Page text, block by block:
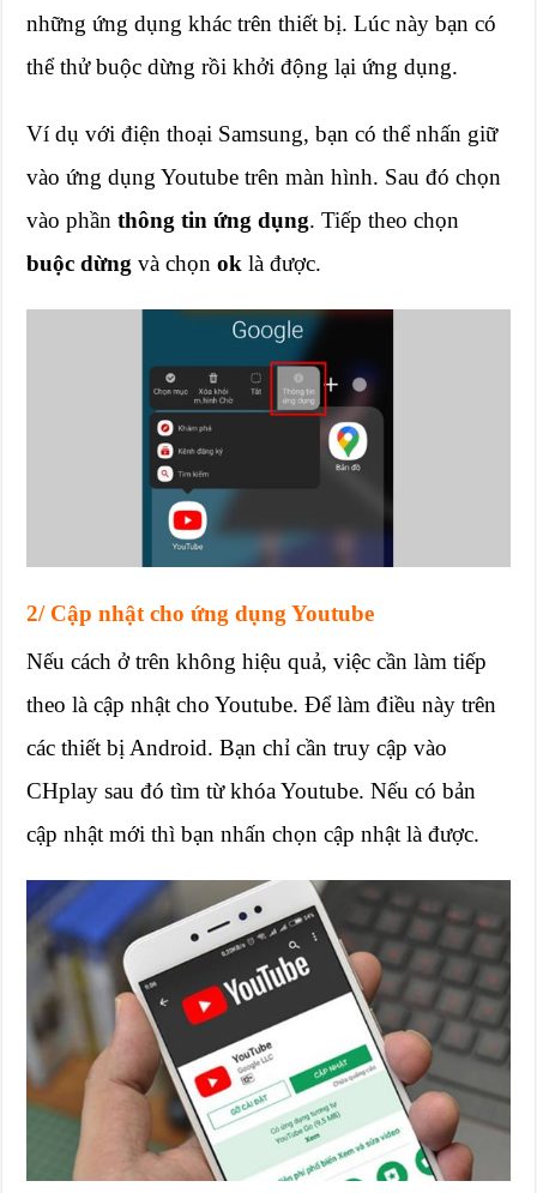
những ứng dụng khác trên thiết bị. Lúc này bạn có
thể thử buộc dừng rồi khởi động lại ứng dụng.
Ví dụ với điện thoại Samsung, bạn có thể nhấn giữ
vào ứng dụng Youtube trên màn hình. Sau đó chọn
vào phần thông tin ứng dụng. Tiếp theo chọn
buộc dừng và chọnoklà được.
2/ Cập nhật cho ứng dụng Youtube
Nếu cách ở trên không hiệu quả, việc cần làm tiếp
theo là cập nhật cho Youtube. Để làm điều này trên
các thiết bị Android. Bạn chỉ cần truy cập vào
CHplay sau đó tìm từ khóa Youtube. Nếu có bản
cập nhật mới thì bạn nhấn chọn cập nhật là được.